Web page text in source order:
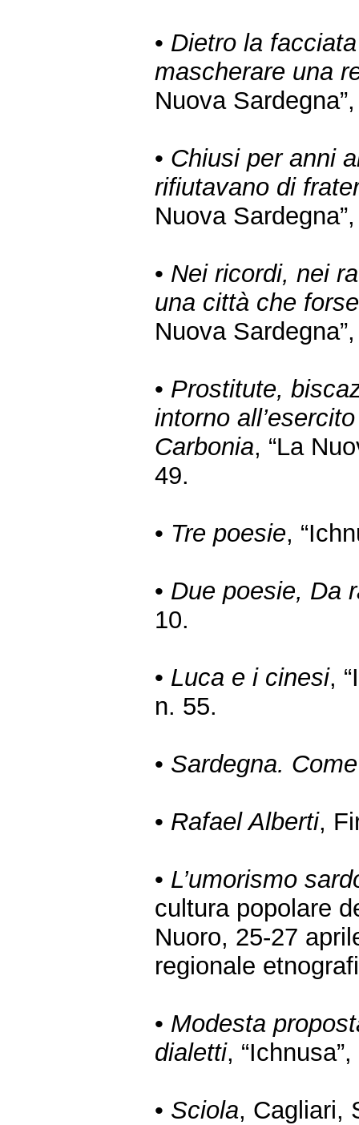
• Dietro la
mascherare una
Nuova
• Chiusi per anni
rifiutavano di
Nuova
• Nei ricordi, nei
una città che
Nuova
• Prostitute,
intorno
Carbonia, “La
49.
• Tre poesie,
• Due poesie, Da
10.
• Luca e i cinesi,
n. 55.
• Sardegna.
• Rafael Alberti,
• L’umorismo
cultura popolare
Nuoro, 25-27
regionale
• Modesta
dialetti,
• Sciola, Cagliari,